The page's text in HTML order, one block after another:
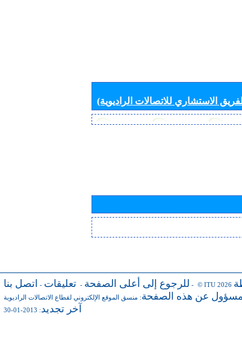
الاستشاري للاتصالات الراديوية)
للرجوع إلى أعلى الصفحة - تعليقات - اتصل بنا - © ITU 2026
عن هذه الصفحة: منسق الموقع الإلكتروني لقطاع الاتصالات الراديوية
آخر تجديد: 2013-01-30